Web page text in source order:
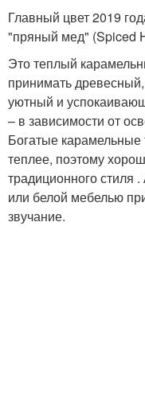
Главный цвет 2019
"пряный мед" (Spiced
Это теплый
принимать
уютный и
– в зависимости от
Богатые карамельные
теплее, поэтому
традиционного стиля
или белой мебелью
звучание.